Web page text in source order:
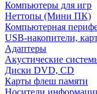
Компьютеры для игр
Неттопы (Мини ПК)
Компьютерная
USB-накопители,
Адаптеры
Акустические
Диски DVD, CD
Карты флеш памяти
Носители